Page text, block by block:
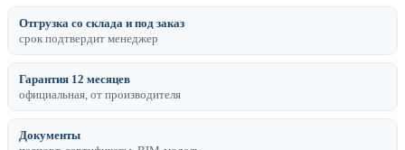
Отгрузка со склада и под заказ
срок подтвердит менеджер
Гарантия 12 месяцев
официальная, от производителя
Документы